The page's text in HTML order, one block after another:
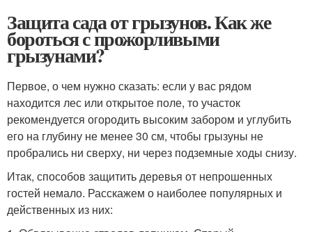
Защита сада от грызунов. Как же
бороться с прожорливыми
грызунами?
Первое, о чем нужно сказать: если у вас рядом
находится лес или открытое поле, то участок
рекомендуется огородить высоким забором и углубить
его на глубину не менее 30 см, чтобы грызуны не
пробрались ни сверху, ни через подземные ходы снизу.
Итак, способов защитить деревья от непрошенных
гостей немало. Расскажем о наиболее популярных и
действенных из них: